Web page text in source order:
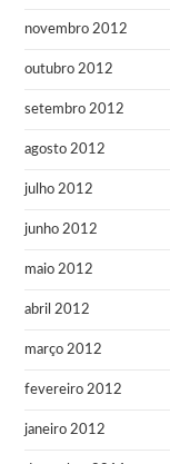
novembro 2012
outubro 2012
setembro 2012
agosto 2012
julho 2012
junho 2012
maio 2012
abril 2012
março 2012
fevereiro 2012
janeiro 2012